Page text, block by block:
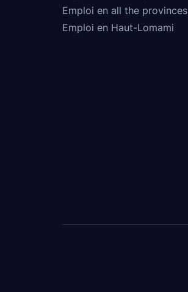
Emploi en all the provinces
Emploi en Haut-Lomami